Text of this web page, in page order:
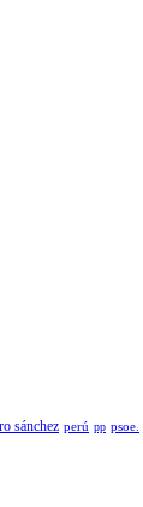
sánchez perú pp psoe.